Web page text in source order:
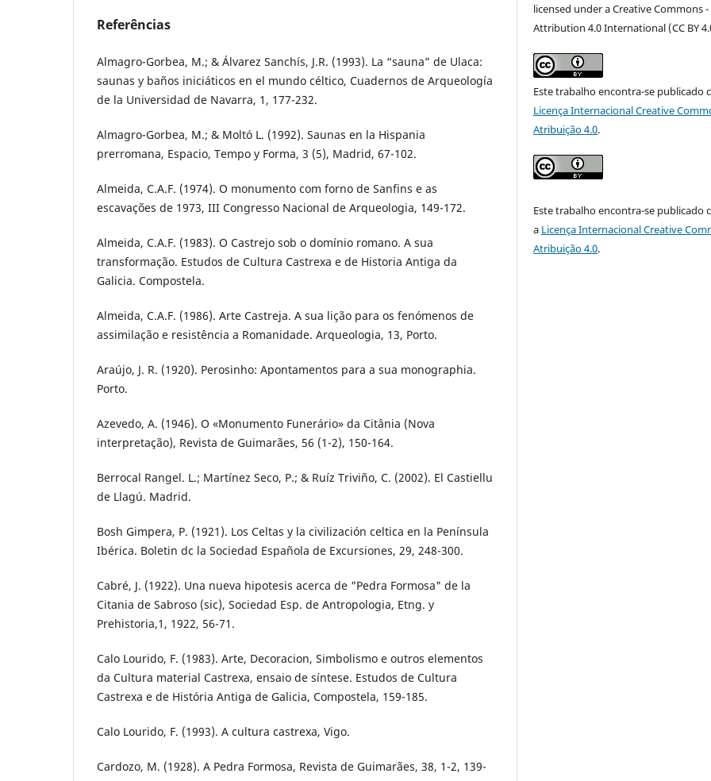
Referências
Almagro-Gorbea, M.; & Álvarez Sanchís, J.R. (1993). La “sauna” de Ulaca:
saunas y baños iniciáticos en el mundo céltico, Cuadernos de Arqueología
de la Universidad de Navarra, 1, 177-232.
Almagro-Gorbea, M.; & Moltó L. (1992). Saunas en la Hispania
prerromana, Espacio, Tempo y Forma, 3 (5), Madrid, 67-102.
Almeida, C.A.F. (1974). O monumento com forno de Sanfins e as
escavações de 1973, III Congresso Nacional de Arqueologia, 149-172.
Almeida, C.A.F. (1983). O Castrejo sob o domínio romano. A sua
transformação. Estudos de Cultura Castrexa e de Historia Antiga da
Galicia. Compostela.
Almeida, C.A.F. (1986). Arte Castreja. A sua lição para os fenómenos de
assimilação e resistência a Romanidade. Arqueologia, 13, Porto.
Araújo, J. R. (1920). Perosinho: Apontamentos para a sua monographia.
Porto.
Azevedo, A. (1946). O «Monumento Funerário» da Citânia (Nova
interpretação), Revista de Guimarães, 56 (1-2), 150-164.
Berrocal Rangel. L.; Martínez Seco, P.; & Ruíz Triviño, C. (2002). El Castiellu
de Llagú. Madrid.
Bosh Gimpera, P. (1921). Los Celtas y la civilización celtica en la Península
Ibérica. Boletin dc la Sociedad Española de Excursiones, 29, 248-300.
Cabré, J. (1922). Una nueva hipotesis acerca de "Pedra Formosa" de la
Citania de Sabroso (sic), Sociedad Esp. de Antropologia, Etng. y
Prehistoria,1, 1922, 56-71.
Calo Lourido, F. (1983). Arte, Decoracion, Simbolismo e outros elementos
da Cultura material Castrexa, ensaio de síntese. Estudos de Cultura
Castrexa e de História Antiga de Galicia, Compostela, 159-185.
Calo Lourido, F. (1993). A cultura castrexa, Vigo.
Cardozo, M. (1928). A Pedra Formosa, Revista de Guimarães, 38, 1-2, 139-
licensed under a Creative Commons -
Attribution 4.0 International (CC BY
Este trabalho encontra-se publicado
Licença Internacional Creative
Atribuição 4.0.
Este trabalho encontra-se publicado
a Licença Internacional Creative
Atribuição 4.0.